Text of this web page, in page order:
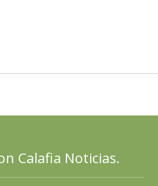
Calafia Noticias.